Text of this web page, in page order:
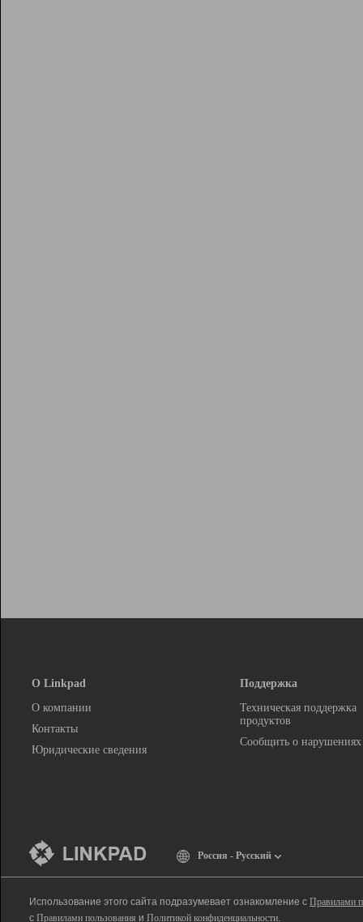
О Linkpad
О компании
Контакты
Юридические сведения
Поддержка
Техническая поддержка
продуктов
Сообщить о нарушениях
Россия - Русский
Использование этого сайта подразумевает ознакомление с Правилами
с Правилами пользования и Политикой конфиденциальности.